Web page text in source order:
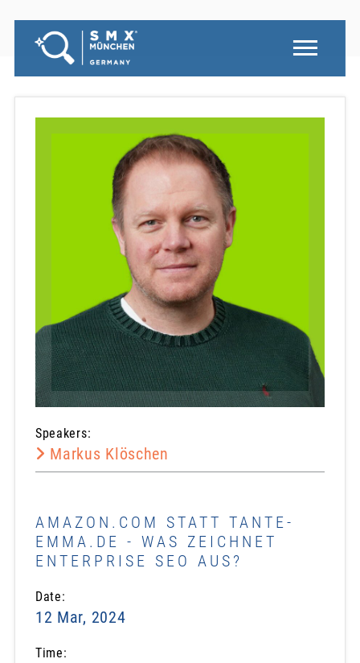
Speakers:
Markus Klöschen
AMAZON.COM STATT TANTE-
EMMA.DE - WAS ZEICHNET
ENTERPRISE SEO AUS?
Date:
12 Mar, 2024
Time: